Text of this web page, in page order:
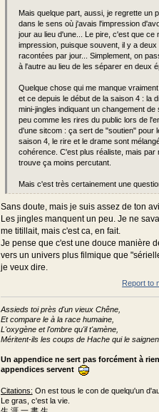
Mais quelque part, aussi, je regrette un
dans le sens où j'avais l'impression
jour au lieu d'une... Le pire, c'est que ce
impression, puisque souvent, il y a deux
racontées par jour... Simplement, on
à l'autre au lieu de les séparer en deux
Quelque chose qui me manque
et ce depuis le début de la saison 4 : la
mini-jingles indiquant un changement de
peu comme les rires du public lors de
d'une sitcom : ça sert de "soutien" pour
saison 4, le rire et le drame sont
cohérence. C'est plus réaliste, mais par
trouve ça moins percutant.
Mais c'est très certainement une
Sans doute, mais je suis assez de ton
Les jingles manquent un peu. Je ne
me titillait, mais c'est ca, en fait.
Je pense que c'est une douce manière
vers un univers plus filmique que
je veux dire.
Report to
Assieds toi près d'un vieux Chêne,
Et compare le à la race humaine,
L'oxygène et l'ombre qu'il t'amène,
Méritent-ils les coups de Hache qui le
Un appendice ne sert pas forcément à
appendices servent
Citations: On est tous le con de quelqu'un
Le gras, c'est la vie.